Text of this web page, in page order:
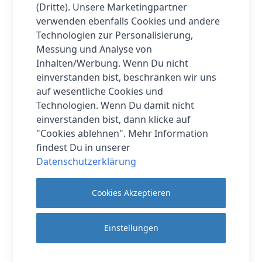
Das Huawei Band 4e ist nicht nur ein vielseitiger
Trainingspartner, sondern auch ein perfekter
Begleiter. Erleichtere deinen Alltag mit
intelligenten Funktionen wie
Schlafüberwachung, Nachrichten- /
Anrufbenachrichtigung, Alarm-Erinnerung,
Telefonsuche, etc.
Mehr Informationen
Huawei
Breite (cm)
1.48 cm
(Dritte). Unsere Marketingpartner
verwenden ebenfalls Cookies und andere
Technologien zur Personalisierung,
Messung und Analyse von
Inhalten/Werbung. Wenn Du nicht
einverstanden bist, beschränken wir uns
auf wesentliche Cookies und
Technologien. Wenn Du damit nicht
einverstanden bist, dann klicke auf
"Cookies ablehnen". Mehr Information
findest Du in unserer
Datenschutzerklärung
Cookies Akzeptieren
Einstellungen